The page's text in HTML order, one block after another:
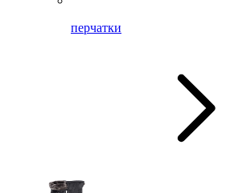
перчатки